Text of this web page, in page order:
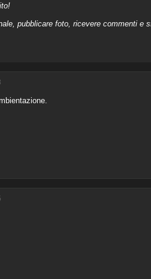
pubblicare foto, ricevere commenti